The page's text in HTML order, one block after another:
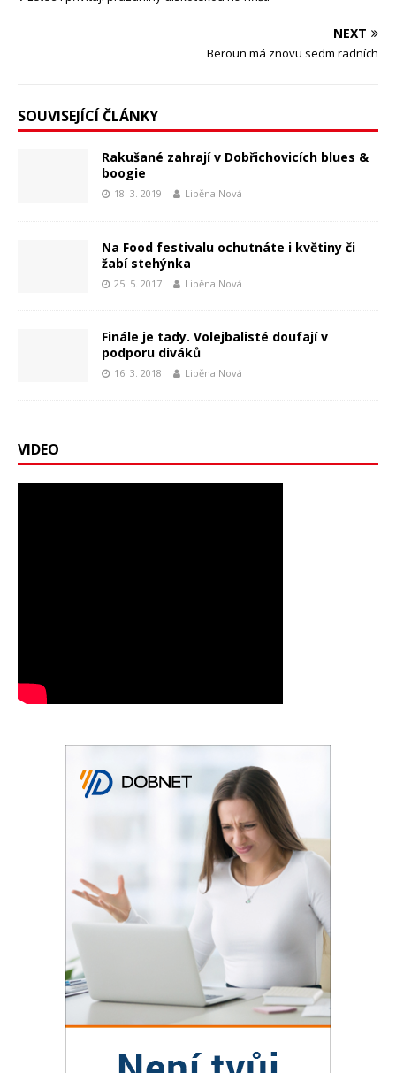
NEXT
Beroun má znovu sedm radních
SOUVISEJÍCÍ ČLÁNKY
Rakušané zahrají v Dobřichovicích blues &
boogie
18. 3. 2019 Liběna Nová
Na Food festivalu ochutnáte i květiny či
žabí stehýnka
25. 5. 2017 Liběna Nová
Finále je tady. Volejbalisté doufají v
podporu diváků
16. 3. 2018 Liběna Nová
VIDEO